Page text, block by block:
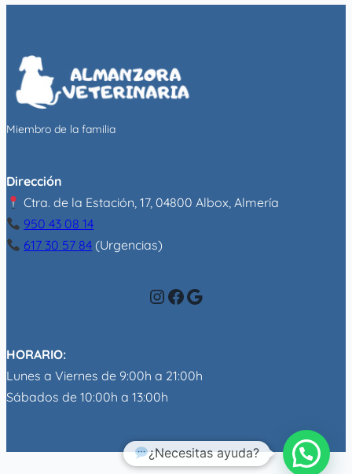
Miembro de la familia
Dirección
Ctra. de la Estación, 17, 04800 Albox, Almería
950 43 08 14
617 30 57 84 (Urgencias)
InstagramFacebook Google
HORARIO:
Lunes a Viernes de 9:00h a 21:00h
Sábados de 10:00h a 13:00h
¿Necesitas ayuda?